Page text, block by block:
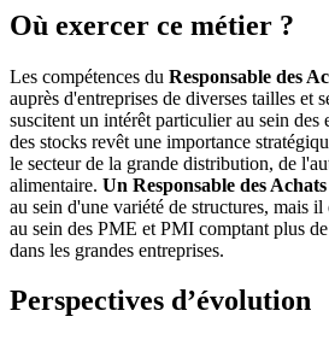
Où exercer ce métier ?
Les compétences du Responsable des
auprès d'entreprises de diverses tailles et
suscitent un intérêt particulier au sein des
des stocks revêt une importance
le secteur de la grande distribution, de
alimentaire. Un Responsable des Achats
au sein d'une variété de structures, mais
au sein des PME et PMI comptant plus
dans les grandes entreprises.
Perspectives d’évolution